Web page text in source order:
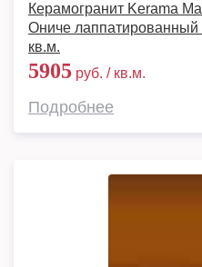
Керамогранит Kerama
Ониче лаппатированный
кв.м.
5905 руб. / кв.м.
Подробнее